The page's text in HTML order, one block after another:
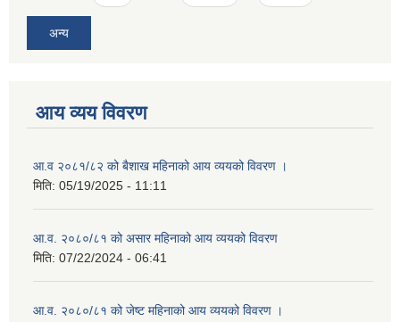
अन्य
आय व्यय विवरण
आ.व २०८१/८२ को बैशाख महिनाको आय व्ययको विवरण ।
मिति: 05/19/2025 - 11:11
आ.व. २०८०/८१ को असार महिनाको आय व्ययको विवरण
मिति: 07/22/2024 - 06:41
आ.व. २०८०/८१ को जेष्ट महिनाको आय व्ययको विवरण ।